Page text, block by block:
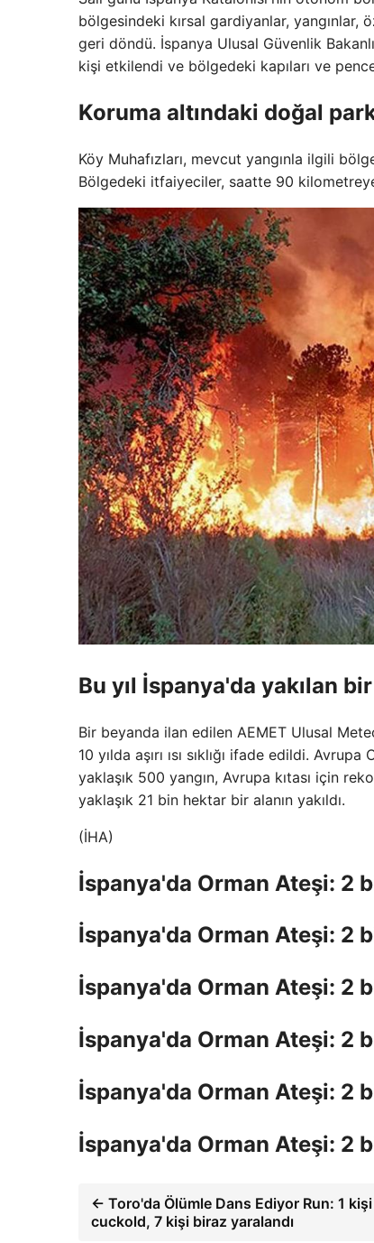
bölgesindeki kırsal gardiyanlar, yangınlar,
geri döndü. İspanya Ulusal Güvenlik
kişi etkilendi ve bölgedeki kapıları ve
Koruma altındaki doğal park
Köy Muhafızları, mevcut yangınla ilgili
Bölgedeki itfaiyeciler, saatte 90
Bu yıl İspanya'da yakılan
Bir beyanda ilan edilen AEMET Ulusal
10 yılda aşırı ısı sıklığı ifade edildi.
yaklaşık 500 yangın, Avrupa kıtası için
yaklaşık 21 bin hektar bir alanın yakıldı.
(İHA)
İspanya'da Orman Ateşi: 2
İspanya'da Orman Ateşi: 2
İspanya'da Orman Ateşi: 2
İspanya'da Orman Ateşi: 2
İspanya'da Orman Ateşi: 2
İspanya'da Orman Ateşi: 2
← Toro'da Ölümle Dans Ediyor Run: 1 kişi
cuckold, 7 kişi biraz yaralandı